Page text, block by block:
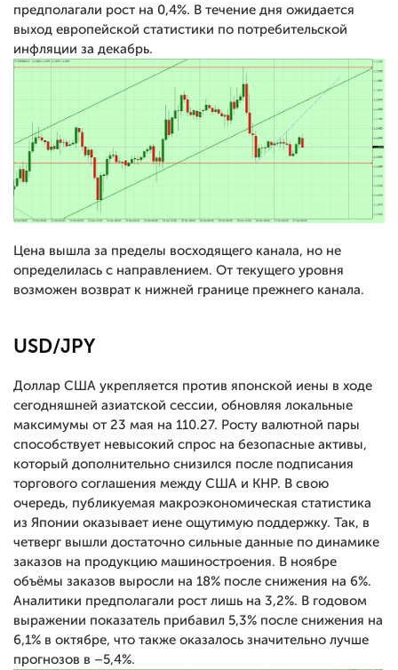
предполагали рост на 0,4%. В течение дня ожидается
выход европейской статистики по потребительской
инфляции за декабрь.
Цена вышла за пределы восходящего канала, но не
определилась с направлением. От текущего уровня
возможен возврат к нижней границе прежнего канала.
USD/JPY
Доллар США укрепляется против японской иены в ходе
сегодняшней азиатской сессии, обновляя локальные
максимумы от 23 мая на 110.27. Росту валютной пары
способствует невысокий спрос на безопасные активы,
который дополнительно снизился после подписания
торгового соглашения между США и КНР. В свою
очередь, публикуемая макроэкономическая статистика
из Японии оказывает иене ощутимую поддержку. Так, в
четверг вышли достаточно сильные данные по динамике
заказов на продукцию машиностроения. В ноябре
объёмы заказов выросли на 18% после снижения на 6%.
Аналитики предполагали рост лишь на 3,2%. В годовом
выражении показатель прибавил 5,3% после снижения на
6,1% в октябре, что также оказалось значительно лучше
прогнозов в –5,4%.